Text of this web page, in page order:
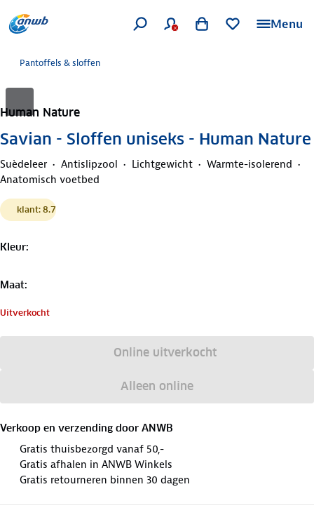
Menu
Pantoffels & sloffen
Human Nature
Savian - Sloffen uniseks - Human Nature
Suèdeleer Antislipzool Lichtgewicht
Warmte-isolerend
Anatomisch voetbed
klant: 8.7
Kleur:
Maat:
Uitverkocht
Online uitverkocht
Alleen online
Verkoop en verzending door ANWB
Gratis thuisbezorgd vanaf 50,-
Gratis afhalen in ANWB Winkels
Gratis retourneren binnen 30 dagen